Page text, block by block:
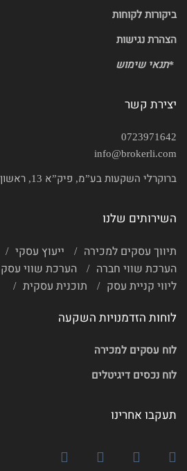
ביקורות לקוחות
הצהרת נגישות
*תנאי שימוש
יצירת קשר
0723971642
info@brokerli.com
ברוקרלי השקעות בע”מ, פיק”א 13, ראשון לציון
השירותים שלנו
תיווך עסקים למכירה ייעוץ עסקי
הערכת שווי חברה
הערכת שווי עסק
ליווי קניית עסק
תוכנית עסקית
לוחות הזדמנויות השקעה
לוח עסקים למכירה
לוח נכסים דיגיטלים
תעקבו אחרינו